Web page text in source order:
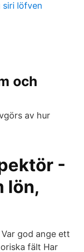
siri löfven
och
av hur
-
lön,
god ange ett
fält Har